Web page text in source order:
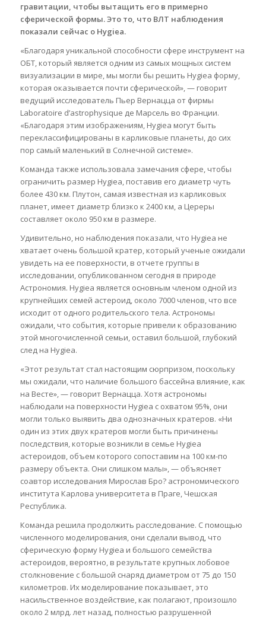
гравитации, чтобы вытащить его в примерно
сферической формы. Это то, что ВЛТ наблюдения
показали сейчас о Hygiea.
«Благодаря уникальной способности сфере инструмент на
ОБТ, который является одним из самых мощных систем
визуализации в мире, мы могли бы решить Hygiea форму,
которая оказывается почти сферической», — говорит
ведущий исследователь Пьер Вернацца от фирмы
Laboratoire d’astrophysique де Марсель во Франции.
«Благодаря этим изображениям, Hygiea могут быть
переклассифицированы в карликовые планеты, до сих
пор самый маленький в Солнечной системе».
Команда также использовала замечания сфере, чтобы
ограничить размер Hygiea, поставив его диаметр чуть
более 430 км. Плутон, самая известная из карликовых
планет, имеет диаметр близко к 2400 км, а Цереры
составляет около 950 км в размере.
Удивительно, но наблюдения показали, что Hygiea не
хватает очень большой кратер, который ученые ожидали
увидеть на ее поверхности, в отчете группы в
исследовании, опубликованном сегодня в природе
Астрономия. Hygiea является основным членом одной из
крупнейших семей астероид, около 7000 членов, что все
исходит от одного родительского тела. Астрономы
ожидали, что события, которые привели к образованию
этой многочисленной семьи, оставил большой, глубокий
след на Hygiea.
«Этот результат стал настоящим сюрпризом, поскольку
мы ожидали, что наличие большого бассейна влияние, как
на Весте», — говорит Вернацца. Хотя астрономы
наблюдали на поверхности Hygiea с охватом 95%, они
могли только выявить два однозначных кратеров. «Ни
один из этих двух кратеров могли быть причинены
последствия, которые возникли в семье Hygiea
астероидов, объем которого сопоставим на 100 км-по
размеру объекта. Они слишком малы», — объясняет
соавтор исследования Мирослав Бро? астрономического
института Карлова университета в Праге, Чешская
Республика.
Команда решила продолжить расследование. С помощью
численного моделирования, они сделали вывод, что
сферическую форму Hygiea и большого семейства
астероидов, вероятно, в результате крупных лобовое
столкновение с большой снаряд диаметром от 75 до 150
километров. Их моделирование показывает, это
насильственное воздействие, как полагают, произошло
около 2 млрд. лет назад, полностью разрушенной